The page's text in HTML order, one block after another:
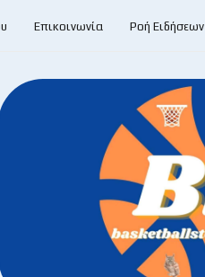
Επικοινωνία Ροή Ειδήσεων